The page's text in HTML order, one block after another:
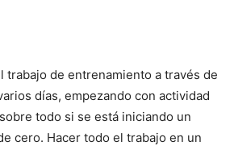
trabajo de entrenamiento a través de
días, empezando con actividad
todo si se está iniciando un
cero. Hacer todo el trabajo en un